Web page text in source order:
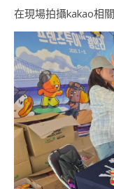
在現場拍攝kakao相